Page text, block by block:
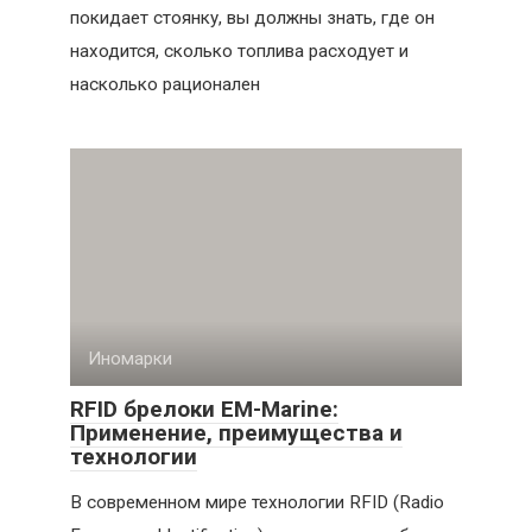
покидает стоянку, вы должны знать, где он
находится, сколько топлива расходует и
насколько рационален
Иномарки
RFID брелоки EM-Marine:
Применение, преимущества и
технологии
В современном мире технологии RFID (Radio